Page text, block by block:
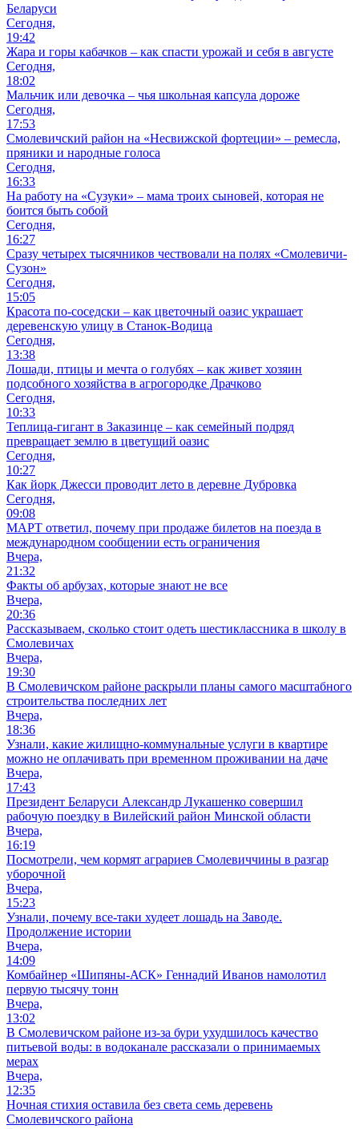
Беларуси
Сегодня,
19:42
Жара и горы кабачков – как спасти урожай и себя в августе
Сегодня,
18:02
Мальчик или девочка – чья школьная капсула дороже
Сегодня,
17:53
Смолевичский район на «Несвижской фортеции» – ремесла,
пряники и народные голоса
Сегодня,
16:33
На работу на «Сузуки» – мама троих сыновей, которая не
боится быть собой
Сегодня,
16:27
Сразу четырех тысячников чествовали на полях «Смолевичи-
Сузон»
Сегодня,
15:05
Красота по-соседски – как цветочный оазис украшает
деревенскую улицу в Станок-Водица
Сегодня,
13:38
Лошади, птицы и мечта о голубях – как живет хозяин
подсобного хозяйства в агрогородке Драчково
Сегодня,
10:33
Теплица-гигант в Заказинце – как семейный подряд
превращает землю в цветущий оазис
Сегодня,
10:27
Как йорк Джесси проводит лето в деревне Дубровка
Сегодня,
09:08
МАРТ ответил, почему при продаже билетов на поезда в
международном сообщении есть ограничения
Вчера,
21:32
Факты об арбузах, которые знают не все
Вчера,
20:36
Рассказываем, сколько стоит одеть шестиклассника в школу в
Смолевичах
Вчера,
19:30
В Смолевичском районе раскрыли планы самого масштабного
строительства последних лет
Вчера,
18:36
Узнали, какие жилищно-коммунальные услуги в квартире
можно не оплачивать при временном проживании на даче
Вчера,
17:43
Президент Беларуси Александр Лукашенко совершил
рабочую поездку в Вилейский район Минской области
Вчера,
16:19
Посмотрели, чем кормят аграриев Смолевиччины в разгар
уборочной
Вчера,
15:23
Узнали, почему все-таки худеет лошадь на Заводе.
Продолжение истории
Вчера,
14:09
Комбайнер «Шипяны-АСК» Геннадий Иванов намолотил
первую тысячу тонн
Вчера,
13:02
В Смолевичском районе из‑за бури ухудшилось качество
питьевой воды: в водоканале рассказали о принимаемых
мерах
Вчера,
12:35
Ночная стихия оставила без света семь деревень
Смолевичского района